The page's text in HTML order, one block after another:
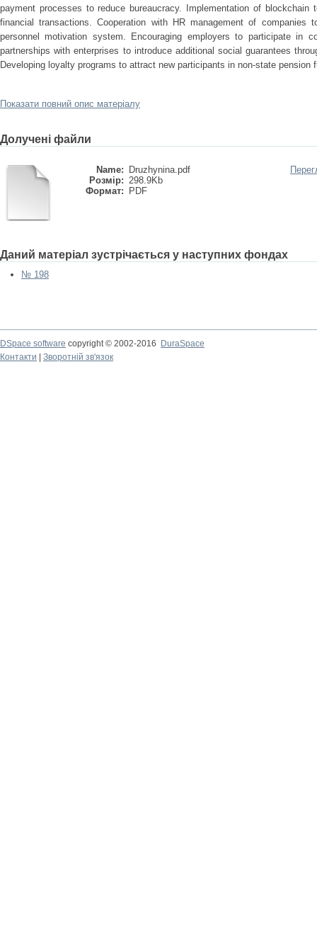
payment processes to reduce bureaucracy. Implementation of blockchain
financial transactions. Cooperation with HR management of companies
personnel motivation system. Encouraging employers to participate in
partnerships with enterprises to introduce additional social guarantees
Developing loyalty programs to attract new participants in non-state pension
Показати повний опис матеріалу
Долучені файли
Name:
Druzhynina.pdf
Розмір: 298.9Kb
Формат:
PDF
Даний матеріал зустрічається у наступних фондах
№ 198
DSpace software copyright © 2002-2016
DuraSpace
Контакти
Зворотній зв'язок